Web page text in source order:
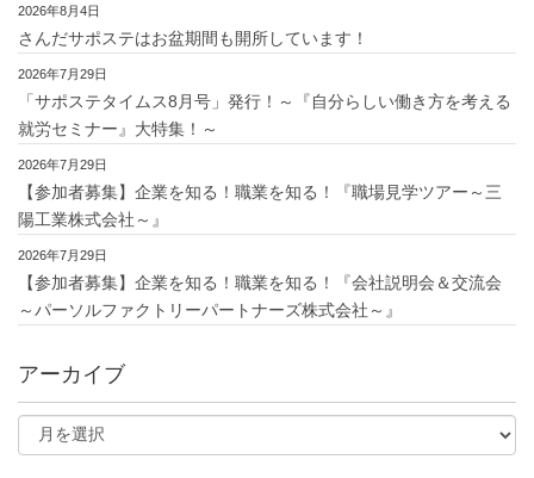
2026年8月4日
さんだサポステはお盆期間も開所しています！
2026年7月29日
「サポステタイムス8月号」発行！～『自分らしい働き方を考える
就労セミナー』大特集！～
2026年7月29日
【参加者募集】企業を知る！職業を知る！『職場見学ツアー～三
陽工業株式会社～』
2026年7月29日
【参加者募集】企業を知る！職業を知る！『会社説明会＆交流会
～パーソルファクトリーパートナーズ株式会社～』
アーカイブ